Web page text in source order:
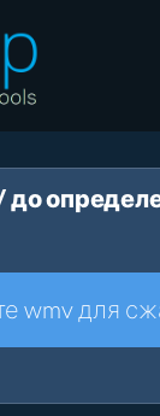
wmv для